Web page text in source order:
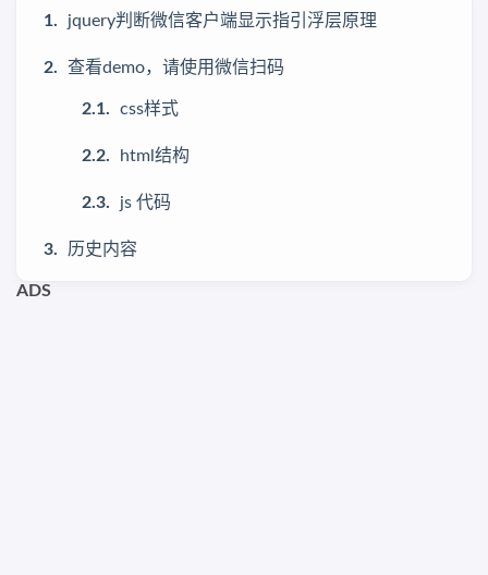
jquery判断微信客户端显示指引浮层原理
查看demo，请使用微信扫码
css样式
html结构
js 代码
历史内容
ADS